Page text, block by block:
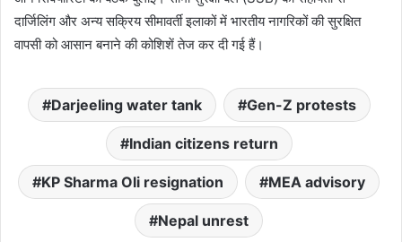
दार्जिलिंग और अन्य सक्रिय सीमावर्ती इलाकों में भारतीय नागरिकों की सुरक्षित
वापसी को आसान बनाने की कोशिशें तेज कर दी गई हैं।
Darjeeling water tank Gen-Z protests
Indian citizens return
KP Sharma Oli resignation MEA advisory
Nepal unrest